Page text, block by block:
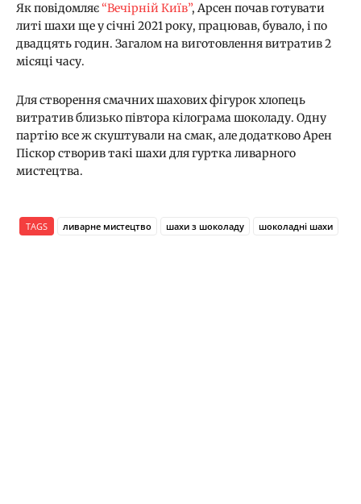
Як повідомляє“Вечірній Київ”, Арсен почав готувати
литі шахи ще у січні 2021 року, працював, бувало, і по
двадцять годин. Загалом на виготовлення витратив 2
місяці часу.
Для створення смачних шахових фігурок хлопець
витратив близько півтора кілограма шоколаду. Одну
партію все ж скуштували на смак, але додатково Арен
Піскор створив такі шахи для гуртка ливарного
мистецтва.
TAGS ливарне мистецтво шахи з шоколаду шоколадні шахи